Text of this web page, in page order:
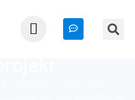
Ihr EV-